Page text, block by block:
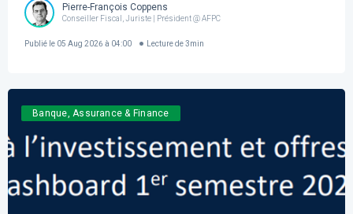
Pierre-François Coppens
Conseiller Fiscal, Juriste | Président @ AFPC
Publié le 05 Aug 2026 à 04:00 Lecture de 3min
Banque, Assurance & Finance